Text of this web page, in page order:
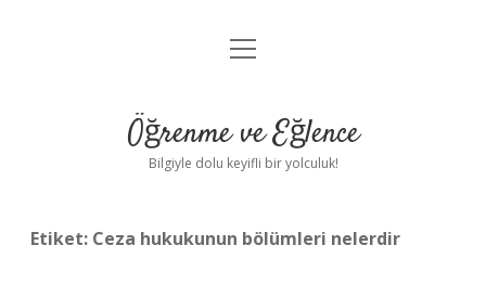
Anasayfa
Yasal Uyarı
menüyü
Öğrenme ve Eğlence
Bilgiyle dolu keyifli bir yolculuk!
Etiket: Ceza hukukunun bölümleri nelerdir